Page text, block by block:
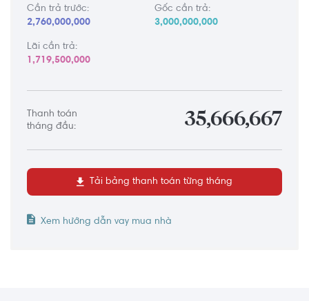
Cần trả trước:
2,760,000,000
Gốc cần trả:
3,000,000,000
Lãi cần trả:
1,719,500,000
Thanh toán
tháng đầu:
35,666,667
Tải bảng thanh toán từng tháng
Xem hướng dẫn vay mua nhà